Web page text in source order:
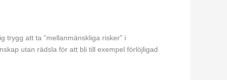
trygg att ta ”mellanmänskliga risker” i
utan rädsla för att bli till exempel förlöjligad